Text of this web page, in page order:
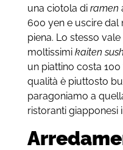
una ciotola di ramen
600 yen e uscire dal
piena. Lo stesso vale
moltissimi kaiten
un piattino costa
qualità è piuttosto
paragoniamo a
ristoranti giapponesi